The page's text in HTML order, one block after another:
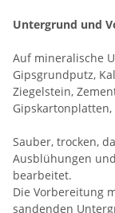
Untergrund und
Auf mineralische
Gipsgrundputz,
Ziegelstein,
Sauber, trocken,
Ausblühungen
bearbeitet.
Die Vorbereitung
sandenden